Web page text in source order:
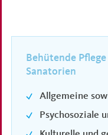
Behütende
Sanatorien
Allgemeine
Psychosoziale